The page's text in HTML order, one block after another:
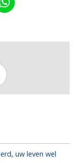
uw leven wel